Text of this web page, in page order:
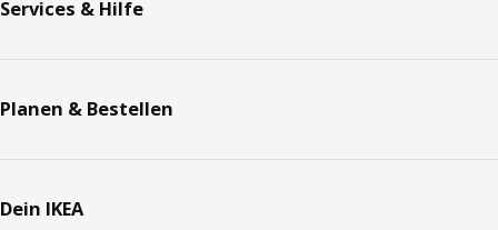
Services & Hilfe
Planen & Bestellen
Dein IKEA